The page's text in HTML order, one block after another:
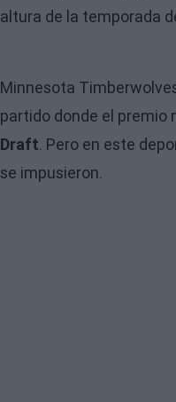
altura de la temporada
Minnesota
partido donde el premio
Draft. Pero en este
se impusieron.